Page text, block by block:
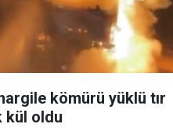
kömürü yüklü tır
kül oldu